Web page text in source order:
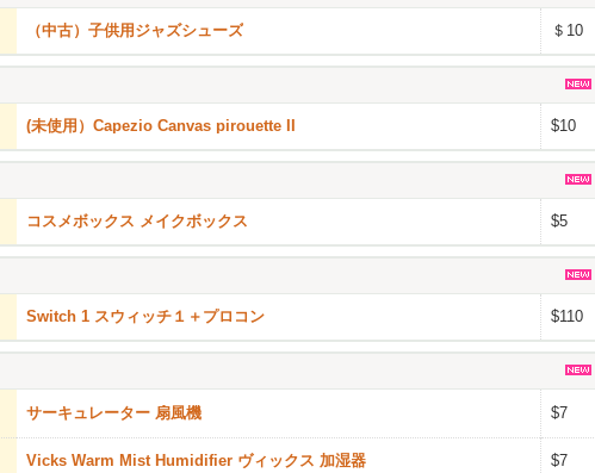
（中古）子供用ジャズシューズ ＄10
(未使用）Capezio Canvas pirouette II $10
コスメボックス メイクボックス $5
Switch 1 スウィッチ１＋プロコン $110
サーキュレーター 扇風機 $7
Vicks Warm Mist Humidifier ヴィックス 加湿器 $7